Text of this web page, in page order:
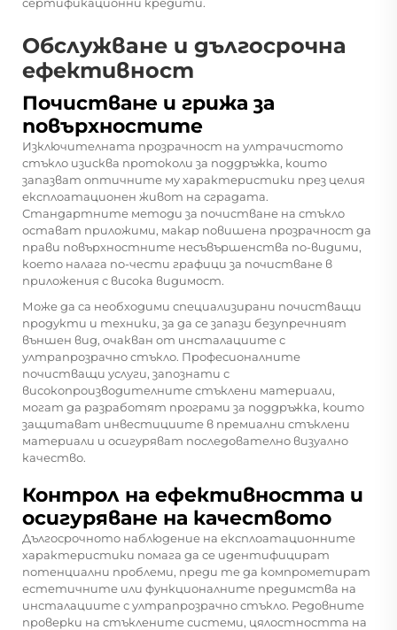
Обслужване и дългосрочна
ефективност
Почистване и грижа за
повърхностите
Изключителната прозрачност на ултрачистото
стъкло изисква протоколи за поддръжка, които
запазват оптичните му характеристики през целия
експлоатационен живот на сградата.
Стандартните методи за почистване на стъкло
остават приложими, макар повишена прозрачност да
прави повърхностните несъвършенства по-видими,
което налага по-чести графици за почистване в
приложения с висока видимост.
Може да са необходими специализирани почистващи
продукти и техники, за да се запази безупречният
външен вид, очакван от инсталациите с
ултрапрозрачно стъкло. Професионалните
почистващи услуги, запознати с
високопроизводителните стъклени материали,
могат да разработят програми за поддръжка, които
защитават инвестициите в премиални стъклени
материали и осигуряват последователно визуално
качество.
Контрол на ефективността и
осигуряване на качеството
Дългосрочното наблюдение на експлоатационните
характеристики помага да се идентифицират
потенциални проблеми, преди те да компрометират
естетичните или функционалните предимства на
инсталациите с ултрапрозрачно стъкло. Редовните
проверки на стъклените системи, цялостността на